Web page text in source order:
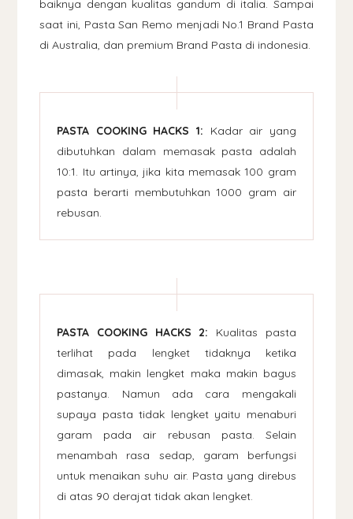
baiknya dengan kualitas gandum di italia. Sampai
saat ini, Pasta San Remo menjadi No.1 Brand Pasta
di Australia, dan premium Brand Pasta di indonesia.
PASTA COOKING HACKS 1: Kadar air yang
dibutuhkan dalam memasak pasta adalah
10:1. Itu artinya, jika kita memasak 100 gram
pasta berarti membutuhkan 1000 gram air
rebusan.
PASTA COOKING HACKS 2: Kualitas pasta
terlihat pada lengket tidaknya ketika
dimasak, makin lengket maka makin bagus
pastanya. Namun ada cara mengakali
supaya pasta tidak lengket yaitu menaburi
garam pada air rebusan pasta. Selain
menambah rasa sedap, garam berfungsi
untuk menaikan suhu air. Pasta yang direbus
di atas 90 derajat tidak akan lengket.